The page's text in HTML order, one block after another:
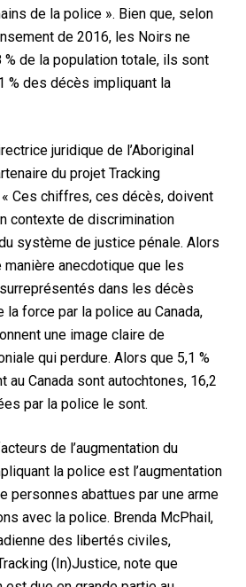
de la police ». Bien que, selon
de 2016, les Noirs ne
de la population totale, ils sont
% des décès impliquant la
juridique de l’Aboriginal
du projet Tracking
Ces chiffres, ces décès, doivent
contexte de discrimination
système de justice pénale. Alors
anecdotique que les
dans les décès
la force par la police au Canada,
une image claire de
qui perdure. Alors que 5,1 %
au Canada sont autochtones, 16,2
par la police le sont.
de l’augmentation du
la police est l’augmentation
personnes abattues par une arme
avec la police. Brenda McPhail,
des libertés civiles,
(In)Justice, note que